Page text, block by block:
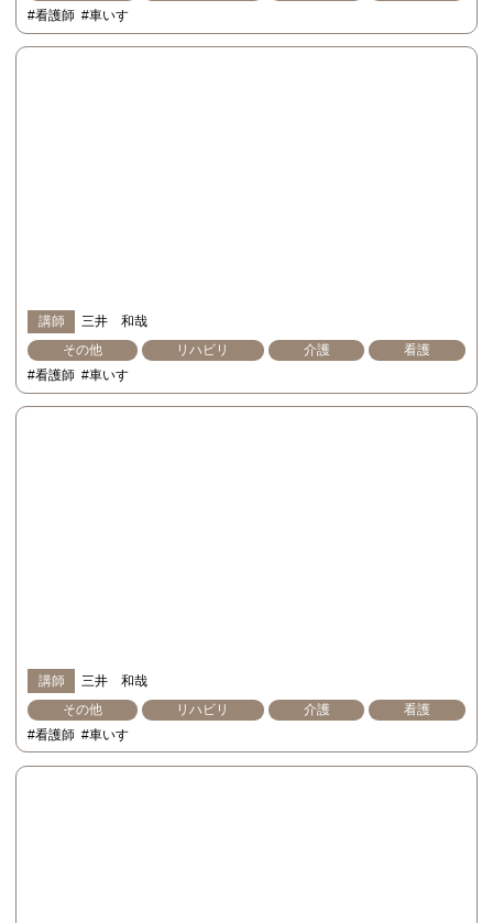
#看護師 #車いす
講師
三井 和哉
その他
リハビリ 介護
看護
#看護師 #車いす
講師
三井 和哉
その他
リハビリ 介護
看護
#看護師 #車いす